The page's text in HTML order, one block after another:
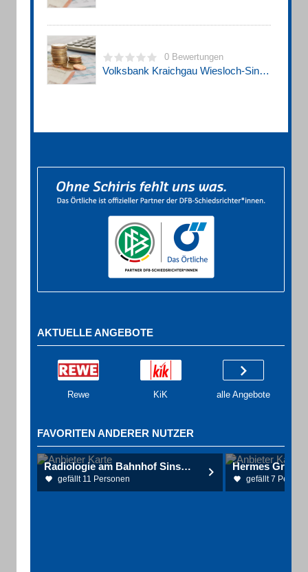
0 Bewertungen
Volksbank Kraichgau Wiesloch-Sinsheim eG Filiale Michelfeld
AKTUELLE ANGEBOTE
Rewe KiK alle Angebote
FAVORITEN ANDERER NUTZER
Radiologie am Bahnhof Sinsheim Dres. Schneider, Eichhorn, Miltner Radiologen
gefällt 11 Personen gefällt 7